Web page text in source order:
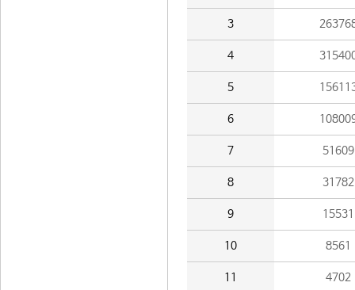
3
4
5
6
7 51609
8 31782
9 15531
10 8561
11 4702